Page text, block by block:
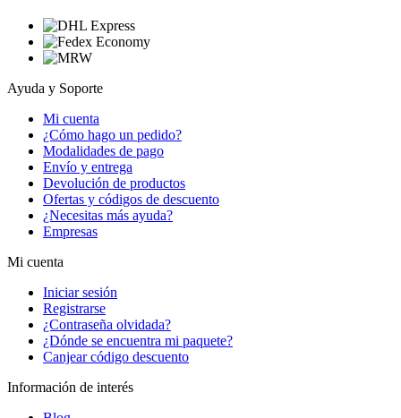
Ayuda y Soporte
Mi cuenta
¿Cómo hago un pedido?
Modalidades de pago
Envío y entrega
Devolución de productos
Ofertas y códigos de descuento
¿Necesitas más ayuda?
Empresas
Mi cuenta
Iniciar sesión
Registrarse
¿Contraseña olvidada?
¿Dónde se encuentra mi paquete?
Canjear código descuento
Información de interés